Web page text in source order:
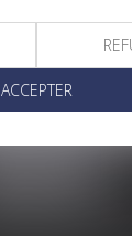
ACCEPTER